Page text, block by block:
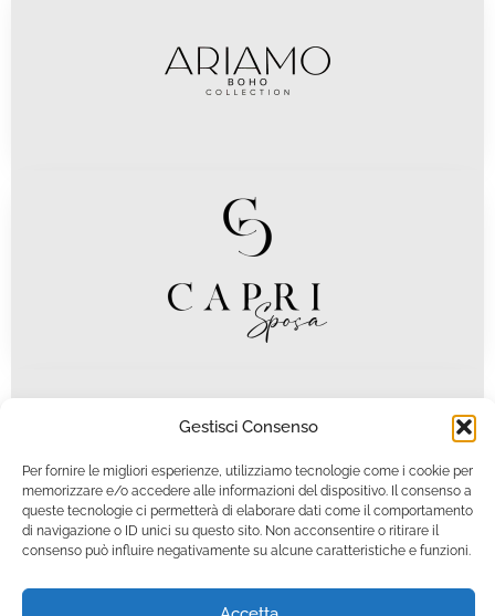
Gestisci Consenso
Per fornire le migliori esperienze, utilizziamo tecnologie come i cookie per
memorizzare e/o accedere alle informazioni del dispositivo. Il consenso a
queste tecnologie ci permetterà di elaborare dati come il comportamento
di navigazione o ID unici su questo sito. Non acconsentire o ritirare il
consenso può influire negativamente su alcune caratteristiche e funzioni.